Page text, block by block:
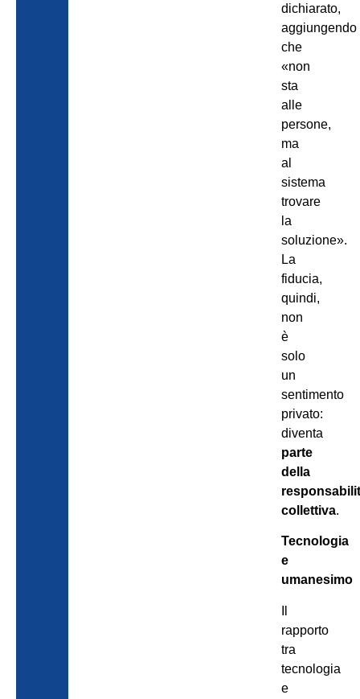
dichiarato,
aggiungendo
che
«non
sta
alle
persone,
ma
al
sistema
trovare
la
soluzione».
La
fiducia,
quindi,
non
è
solo
un
sentimento
privato:
diventa
parte
della
collettiva.
Tecnologia
e
umanesimo
rapporto
tra
tecnologia
e